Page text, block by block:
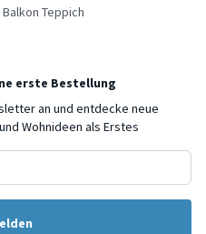
Balkon Teppich
erste Bestellung
an und entdecke neue
Wohnideen als Erstes